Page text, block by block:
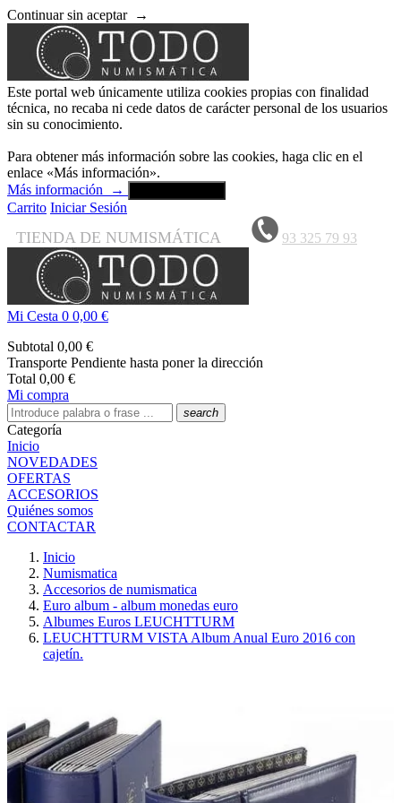
Continuar sin aceptar →
Este portal web únicamente utiliza cookies propias con finalidad
técnica, no recaba ni cede datos de carácter personal de los usuarios
sin su conocimiento.
Para obtener más información sobre las cookies, haga clic en el
enlace «Más información».
Más información
→
Carrito Iniciar Sesión
TIENDA DE NUMISMÁTICA 93 325 79 93
Mi Cesta 0 0,00 €
Subtotal 0,00 €
Transporte Pendiente hasta poner la dirección
Total 0,00 €
Mi compra
search
Categoría
Inicio
NOVEDADES
OFERTAS
ACCESORIOS
Quiénes somos
CONTACTAR
Inicio
Numismatica
Accesorios de numismatica
Euro album - album monedas euro
Albumes Euros LEUCHTTURM
LEUCHTTURM VISTA Album Anual Euro 2016 con
cajetín.